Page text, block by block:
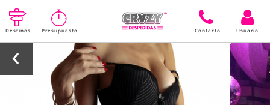
Destinos Presupuesto Contacto Usuario